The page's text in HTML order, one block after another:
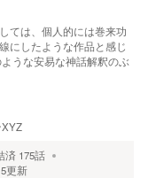
ては、個人的には巻来功
にしたような作品と感じ
うな安易な神話解釈のぶ
済 175話
更新